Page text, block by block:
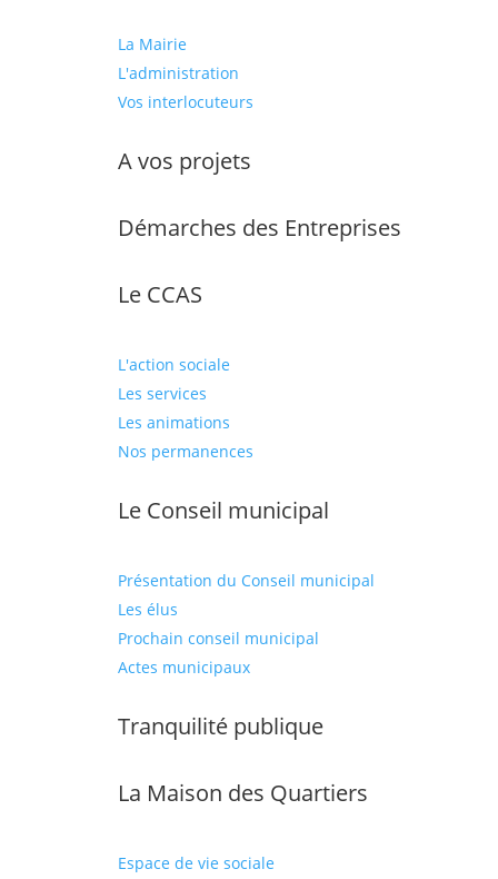
La Mairie
L'administration
Vos interlocuteurs
A vos projets
Démarches des Entreprises
Le CCAS
L'action sociale
Les services
Les animations
Nos permanences
Le Conseil municipal
Présentation du Conseil municipal
Les élus
Prochain conseil municipal
Actes municipaux
Tranquilité publique
La Maison des Quartiers
Espace de vie sociale